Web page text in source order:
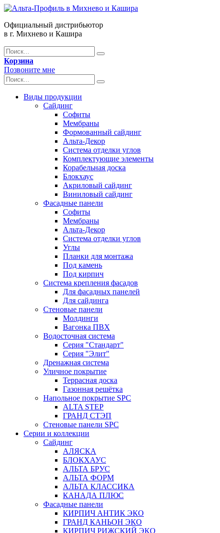
Официальный дистрибьютор
в г. Михнево и Кашира
Корзина
Позвоните мне
Виды продукции
Сайдинг
Софиты
Мембраны
Формованный сайдинг
Альта-Декор
Система отделки углов
Комплектующие элементы
Корабельная доска
Блокхаус
Акриловый сайдинг
Виниловый сайдинг
Фасадные панели
Софиты
Мембраны
Альта-Декор
Система отделки углов
Углы
Планки для монтажа
Под камень
Под кирпич
Система крепления фасадов
Для фасадных панелей
Для сайдинга
Стеновые панели
Молдинги
Вагонка ПВХ
Водосточная система
Серия "Стандарт"
Серия "Элит"
Дренажная система
Уличное покрытие
Террасная доска
Газонная решётка
Напольное покрытие SPC
ALTA STEP
ГРАНД СТЭП
Стеновые панели SPC
Серии и коллекции
Сайдинг
АЛЯСКА
БЛОКХАУС
АЛЬТА БРУС
АЛЬТА ФОРМ
АЛЬТА КЛАССИКА
КАНАДА ПЛЮС
Фасадные панели
КИРПИЧ АНТИК ЭКО
ГРАНД КАНЬОН ЭКО
КИРПИЧ РИЖСКИЙ ЭКО